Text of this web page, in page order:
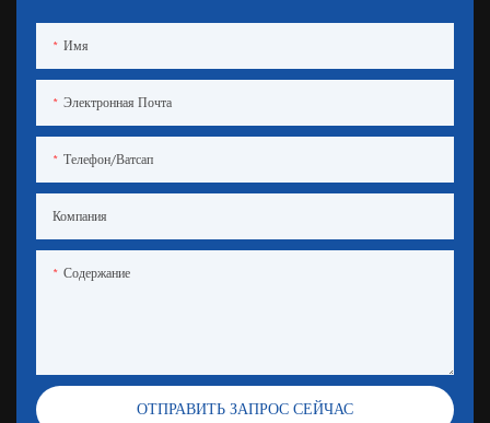
Имя
Электронная Почта
Телефон/ватсап
Компания
Содержание
ОТПРАВИТЬ ЗАПРОС СЕЙЧАС